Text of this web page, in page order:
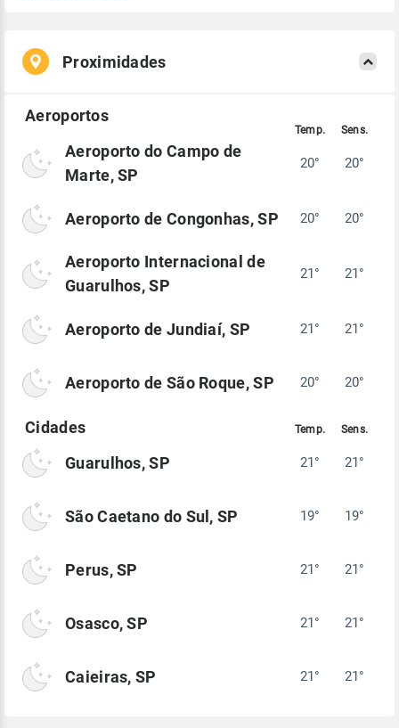
Proximidades
Aeroporto do Campo de
Marte, SP
20° 20°
Aeroporto de Congonhas, SP 20° 20°
Aeroporto Internacional de
Guarulhos, SP
21° 21°
Aeroporto de Jundiaí, SP 21° 21°
Aeroporto de São Roque, SP 20° 20°
Guarulhos, SP 21° 21°
São Caetano do Sul, SP 19° 19°
Perus, SP 21° 21°
Osasco, SP 21° 21°
Caieiras, SP 21° 21°